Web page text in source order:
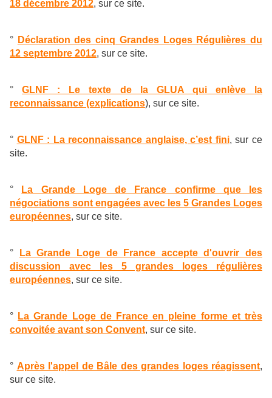
18 décembre 2012, sur ce site.
° Déclaration des cinq Grandes Loges Régulières du
12 septembre 2012, sur ce site.
°GLNF : Le texte de la GLUA qui enlève la
reconnaissance (explications), sur ce site.
° GLNF : La reconnaissance anglaise, c’est fini, sur ce
site.
°
La Grande Loge de France confirme que les
négociations sont engagées avec les 5 Grandes Loges
européennes, sur ce site.
°
La Grande Loge de France accepte d'ouvrir des
discussion avec les 5 grandes loges régulières
européennes, sur ce site.
° La Grande Loge de France en pleine forme et très
convoitée avant son Convent, sur ce site.
° Après l'appel de Bâle des grandes loges réagissent,
sur ce site.